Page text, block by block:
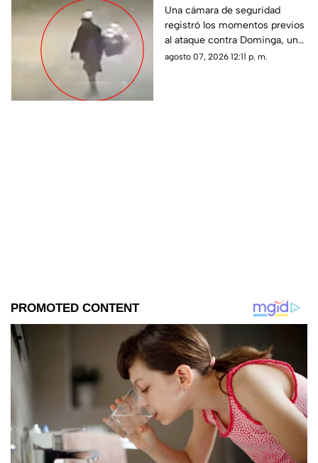
vida de Dominga,
abuelita asesinada por
90 pesos en Puebla
Una cámara de seguridad
registró los momentos previos
al ataque contra Dominga, una
mujer de 83 años que fue
agosto 07, 2026 12:11 p. m.